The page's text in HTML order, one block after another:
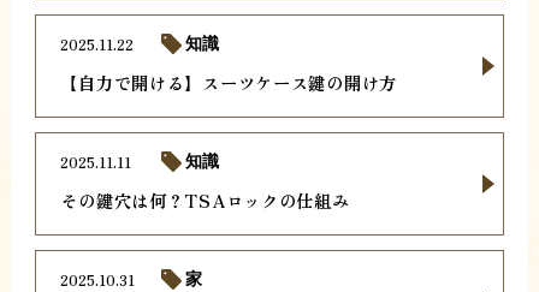
【自力で開ける】スーツケース鍵の開け方
2025.11.22 知識
その鍵穴は何？TSAロックの仕組み
2025.11.11 知識
2025.10.31 家